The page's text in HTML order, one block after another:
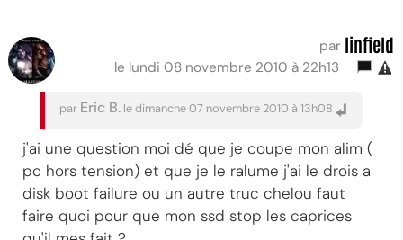
par linfield
le lundi 08 novembre 2010 à 22h13
par Eric B. le dimanche 07 novembre 2010 à 13h08
j'ai une question moi dé que je coupe mon alim (
pc hors tension) et que je le ralume j'ai le drois a
disk boot failure ou un autre truc chelou faut
faire quoi pour que mon ssd stop les caprices